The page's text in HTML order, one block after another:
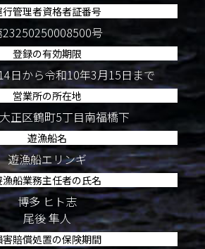
行管理者資格者証番号
号
登録の有効期限
日から令和10年3月15日まで
営業所の所在地
正区鶴町5丁目南福橋下
遊漁船名
遊漁船エリンギ
漁船業務主任者の氏名
博多 ヒト志
尾後 隼人
害賠償処置の保険期間